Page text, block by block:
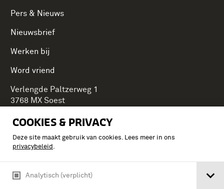
COOKIES & PRIVACY
Deze site maakt gebruik van cookies. Lees meer in ons
privacybeleid .
Analytisch (verplicht)
Pers & Nieuws
Nieuwsbrief
Werken bij
Word vriend
Verlengde Paltzerweg 1
3768 MX Soest
Onderdeel van Stichting Koninklijke Defensiemusea,